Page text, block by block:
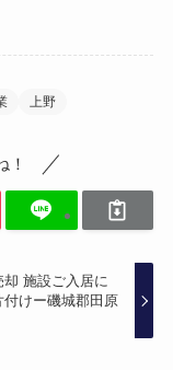
上野
！
却 施設ご入居に
付けー磯城郡田原